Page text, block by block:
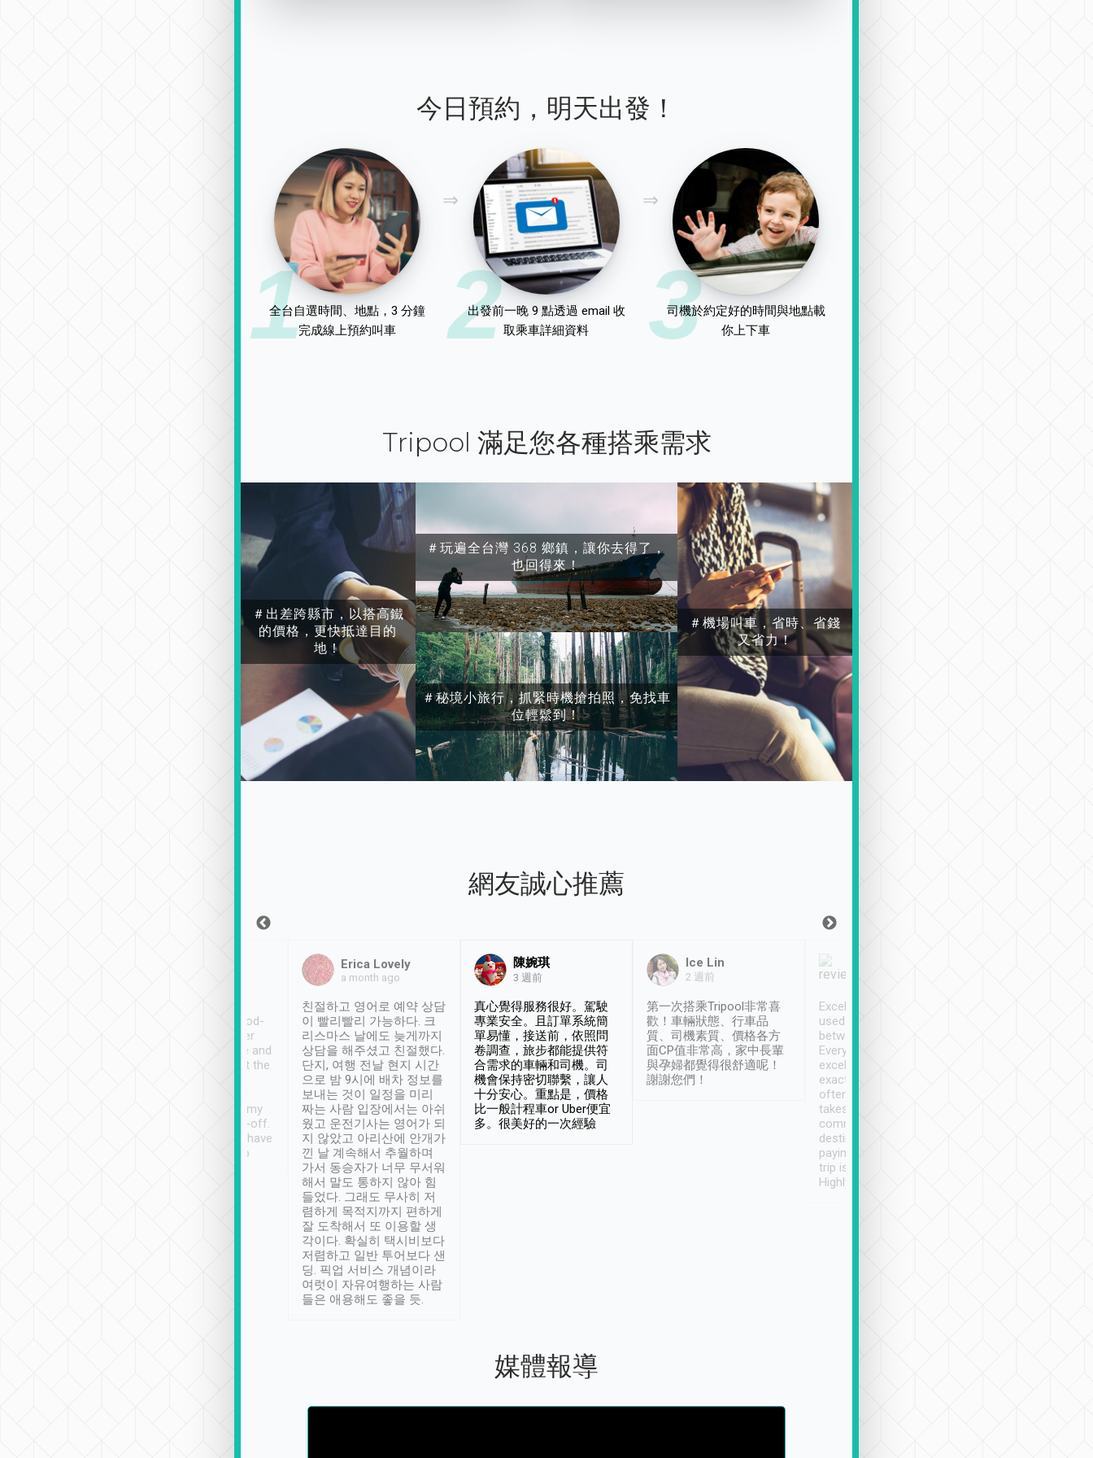
今日預約，明天出發！
1
全台自選時間、地點，3 分鐘
完成線上預約叫車
2
出發前一晚 9 點透過 email 收
取乘車詳細資料
3
司機於約定好的時間與地點載
你上下車
Tripool 滿足您各種搭乘需求
＃出差跨縣市，以搭高鐵
的價格，更快抵達目的
地！
＃玩遍全台灣 368 鄉鎮，讓你去得了，
也回得來！
＃秘境小旅行，抓緊時機搶拍照，免找車
位輕鬆到！
＃機場叫車，省時、省錢
又省力！
網友誠心推薦
service, vehicles in good-
condition and the driver
service was awesome and
thoughtful. Driver went the
have safely arrived at my
destination after drop-off.
Definitely something I have
not seen elsewhere 👍
Erica Lovely
a month ago
친절하고 영어로 예약 상담
이 빨리빨리 가능하다. 크
리스마스 날에도 늦게까지
상담을 해주셨고 친절했다.
단지, 여행 전날 현지 시간
으로 밤 9시에 배차 정보를
보내는 것이 일정을 미리
짜는 사람 입장에서는 아쉬
웠고 운전기사는 영어가 되
지 않았고 아리산에 안개가
낀 날 계속해서 추월하며
가서 동승자가 너무 무서워
해서 말도 통하지 않아 힘
들었다. 그래도 무사히 저
렴하게 목적지까지 편하게
잘 도착해서 또 이용할 생
각이다. 확실히 택시비보다
저렴하고 일반 투어보다 샌
딩. 픽업 서비스 개념이라
여럿이 자유여행하는 사람
들은 애용해도 좋을 듯.
陳婉琪
3 週前
真心覺得服務很好。駕駛
專業安全。且訂單系統簡
單易懂，接送前，依照問
卷調查，旅步都能提供符
合需求的車輛和司機。司
機會保持密切聯繫，讓人
十分安心。重點是，價格
比一般計程車or Uber便宜
多。很美好的一次經驗
Ice Lin
2 週前
第一次搭乘Tripool非常喜
歡！車輛狀態、行車品
質、司機素質、價格各方
面CP值非常高，家中長輩
與孕婦都覺得很舒適呢！
謝謝您們！
Excellent service. We have
used Tripool to travel
between cities in Taiwan.
Every driver has been
excellent and arrives
exactly on time. As there is
often limited English it
takes the difficulty out of
communicating the
destination details and
paying online prior to the
trip is very convenient.
Highly recommended
媒體報導